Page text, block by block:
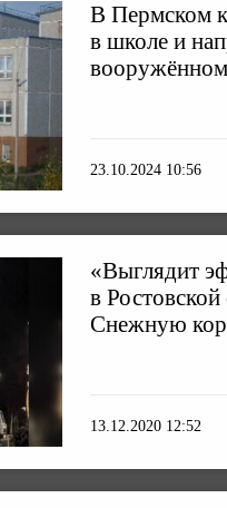
В Пермском
в школе и
вооружённом
23.10.2024 10:56
«Выглядит
в Ростовской
Снежную
13.12.2020 12:52